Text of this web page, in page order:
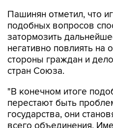
Пашинян отметил, что
подобных вопросов
затормозить
негативно повлиять на
стороны граждан и
стран Союза.
"В конечном итоге
перестают быть
государства, они